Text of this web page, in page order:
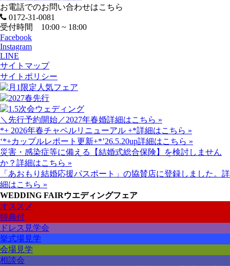
お電話でのお問い合わせはこちら
0172-31-0081
受付時間 10:00 ~ 18:00
Facebook
Instagram
LINE
サイトマップ
サイトポリシー
＼先行予約開始／2027年春婚詳細はこちら »
*+ 2026年春チャペルリニューアル +*詳細はこちら »
‘*+カップルレポート更新+*’26.5.20up詳細はこちら »
災害・感染症等に備える【結婚式総合保険】を検討しません
か？ 詳細はこちら »
「あおもり結婚応援パスポート」の協賛店に登録しました。 詳
細はこちら »
WEDDING FAIRウエディングフェア
オススメ
特典付
ドレス見学会
挙式場見学
会場見学
相談会